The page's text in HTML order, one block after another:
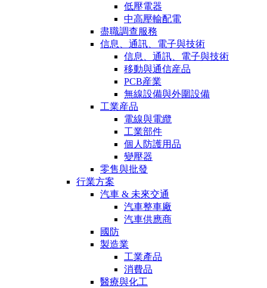
低壓電器
中高壓輸配電
盡職調查服務
信息、通訊、電子與技術
信息、通訊、電子與技術
移動與通信産品
PCB産業
無線設備與外圍設備
工業産品
電線與電纜
工業部件
個人防護用品
變壓器
零售與批發
行業方案
汽車 & 未來交通
汽車整車廠
汽車供應商
國防
製造業
工業產品
消費品
醫療與化工